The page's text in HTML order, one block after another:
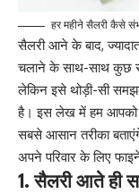
हर महीने सैलरी कैसे
सैलरी आने के बाद,
चलाने के साथ-साथ कुछ
लेकिन इसे थोड़ी-सी
है। इस लेख में हम आपको
सबसे आसान तरीका
अपने परिवार के लिए
1. सैलरी आते ही